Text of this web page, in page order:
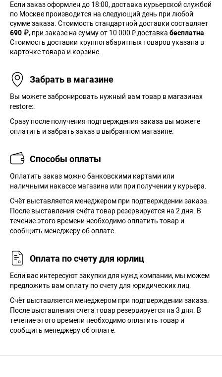
Если заказ оформлен до 18:00, доставка курьерской службой
по Москве производится на следующий день при любой
сумме заказа. Cтоимость стандартной доставки составляет
690 ₽, при заказе на сумму от 10 000 ₽ доставка бесплатна
Стоимость доставки крупногабаритных товаров указана в
карточке товара и корзине.
Забрать в магазине
Вы можете забронировать нужный вам товар в магазинах
restore:.
Сразу после получения подтверждения заказа вы можете
оплатить и забрать заказ в выбранном магазине.
Способы оплаты
Оплатить заказ можно банковскими картами или
наличными накассе магазина или при получении у курьера.
Cчёт выставляется менеджером при подтверждении заказа.
После выставления счёта товар резервируется на 2 дня. В
течение этого времени необходимо оплатить товар и
сообщить менеджеру об оплате.
Оплата по счету для юрлиц
Если вас интересуют закупки для нужд компании, мы можем
предложить вам оплату по счету для юридических лиц.
Счёт выставляется менеджером при подтверждении заказа.
После выставления счета товар резервируется на 3 дня. В
течение этого времени необходимо оплатить товар и
сообщить менеджеру об оплате.